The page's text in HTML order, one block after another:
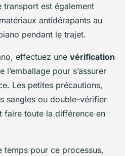
transport est également
antidérapants au
pendant le trajet.
effectuez une vérification
l’emballage pour s’assurer
Les petites précautions,
sangles ou double-vérifier
faire toute la différence en
temps pour ce processus,